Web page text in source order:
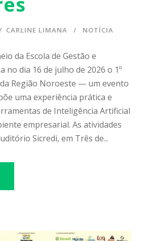
CARLINE LIMANA NOTÍCIA
da Escola de Gestão e
no dia 16 de julho de 2026 o 1º
Região Noroeste — um evento
uma experiência prática e
de Inteligência Artificial
empresarial. As atividades
Sicredi, em Três de...